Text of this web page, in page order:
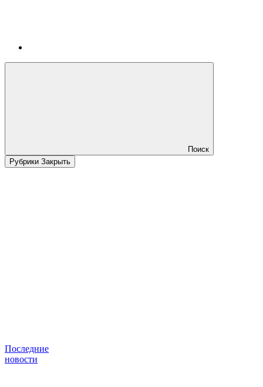
Поиск
Рубрики Закрыть
Последние
новости